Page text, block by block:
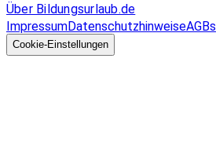
Über Bildungsurlaub.de
ImpressumDatenschutzhinweiseAGBs
Cookie-Einstellungen